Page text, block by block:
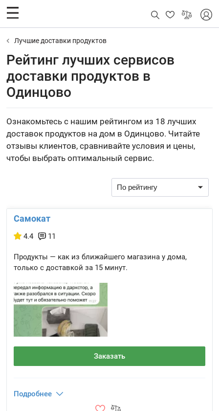
Лучшие доставки продуктов
Рейтинг лучших сервисов
доставки продуктов в
Одинцово
Ознакомьтесь с нашим рейтингом из 18 лучших
доставок продуктов на дом в Одинцово. Читайте
отзывы клиентов, сравнивайте условия и цены,
чтобы выбрать оптимальный сервис.
Самокат
4.4 11
Продукты — как из ближайшего магазина у дома,
только с доставкой за 15 минут.
Заказать
Подробнее